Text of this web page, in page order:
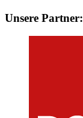
Unsere Partner: